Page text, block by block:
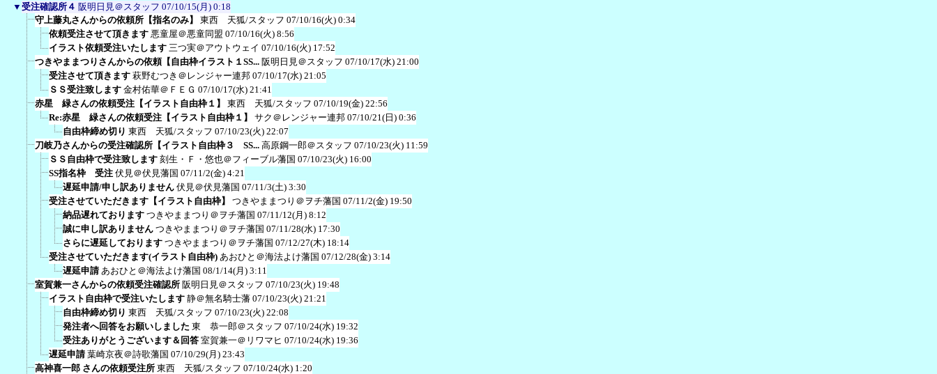
▼ 受注確認所４ 阪明日見＠スタッフ 07/10/15(月) 0:18
守上藤丸さんからの依頼所【指名のみ】
東西 天狐/スタッフ 07/10/16(火) 0:34
依頼受注させて頂きます 悪童屋＠悪童同盟 07/10/16(火) 8:56
イラスト依頼受注いたします 三つ実＠アウトウェイ 07/10/16(火) 17:52
つきやままつりさんからの依頼【自由枠イラスト１SS... 阪明日見＠スタッフ 07/10/17(水) 21:00
受注させて頂きます 萩野むつき＠レンジャー連邦 07/10/17(水) 21:05
ＳＳ受注致します 金村佑華＠ＦＥＧ 07/10/17(水) 21:41
赤星 緑さんの依頼受注【イラスト自由枠１】
東西 天狐/スタッフ 07/10/19(金) 22:56
Re:赤星 緑さんの依頼受注【イラスト自由枠１】
サク＠レンジャー連邦 07/10/21(日) 0:36
自由枠締め切り 東西 天狐/スタッフ 07/10/23(火) 22:07
刀岐乃さんからの受注確認所【イラスト自由枠３ SS... 高原鋼一郎＠スタッフ 07/10/23(火) 11:59
ＳＳ自由枠で受注致します 刻生・Ｆ・悠也＠フィーブル藩国 07/10/23(火) 16:00
SS指名枠 受注 伏見＠伏見藩国 07/11/2(金) 4:21
遅延申請/申し訳ありません 伏見＠伏見藩国 07/11/3(土) 3:30
受注させていただきます【イラスト自由枠】
つきやままつり＠ヲチ藩国 07/11/2(金) 19:50
納品遅れております つきやままつり＠ヲチ藩国 07/11/12(月) 8:12
誠に申し訳ありません つきやままつり＠ヲチ藩国 07/11/28(水) 17:30
さらに遅延しております つきやままつり＠ヲチ藩国 07/12/27(木) 18:14
受注させていただきます(イラスト自由枠) あおひと＠海法よけ藩国 07/12/28(金) 3:14
遅延申請 あおひと＠海法よけ藩国 08/1/14(月) 3:11
室賀兼一さんからの依頼受注確認所 阪明日見＠スタッフ 07/10/23(火) 19:48
イラスト自由枠で受注いたします 静＠無名騎士藩 07/10/23(火) 21:21
自由枠締め切り 東西 天狐/スタッフ 07/10/23(火) 22:08
発注者へ回答をお願いしました 東 恭一郎＠スタッフ 07/10/24(水) 19:32
受注ありがとうございます＆回答 室賀兼一＠リワマヒ 07/10/24(水) 19:36
遅延申請 葉崎京夜＠詩歌藩国 07/10/29(月) 23:43
高神喜一郎 さんの依頼受注所 東西 天狐/スタッフ 07/10/24(水) 1:20